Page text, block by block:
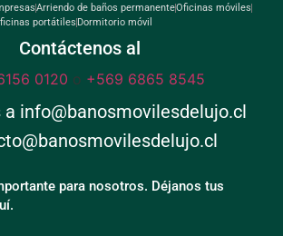
Arriendo de baños permanenteOficinas móviles
portátiles Dormitorio móvil
Contáctenos al
0120 o +569 6865 8545
a info@banosmovilesdelujo.cl
para nosotros. Déjanos tus